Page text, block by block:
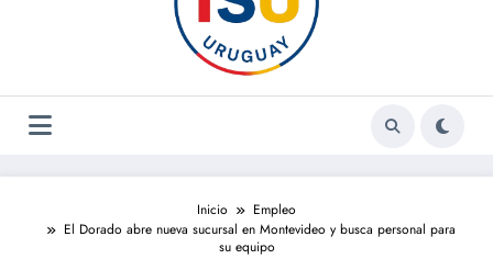
Inicio
Empleo
El Dorado abre nueva sucursal en Montevideo y busca personal para
su equipo